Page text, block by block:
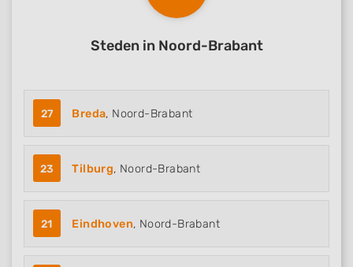
Steden in Noord-Brabant
27 Breda, Noord-Brabant
23 Tilburg, Noord-Brabant
21 Eindhoven, Noord-Brabant